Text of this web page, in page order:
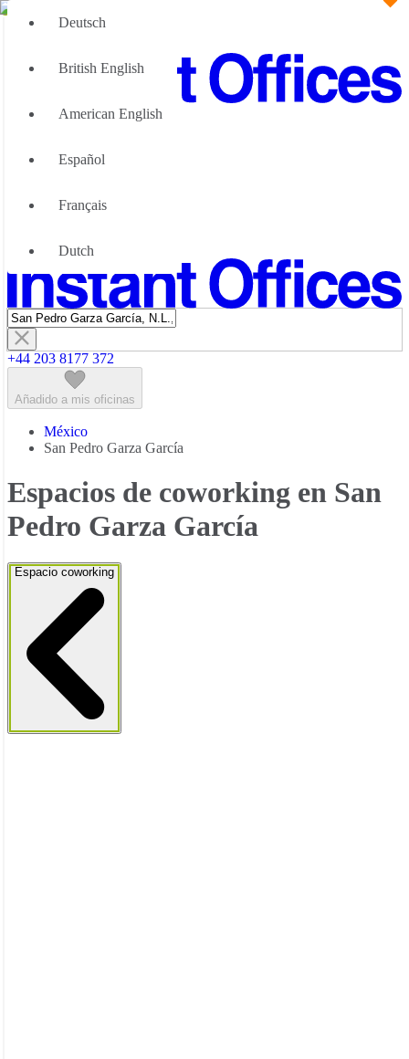
Nosotras podemos ayudar
Acerca de Nosotros
Contacte con nosotros
+44 203 8177 372
Añadido a mis oficinas
México
San Pedro Garza García
Espacios de coworking en San
Pedro Garza García
Espacio coworking
Deutsch
British English
American English
Español
Français
Dutch